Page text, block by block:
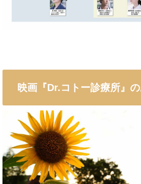
映画『Dr.コトー診療所』